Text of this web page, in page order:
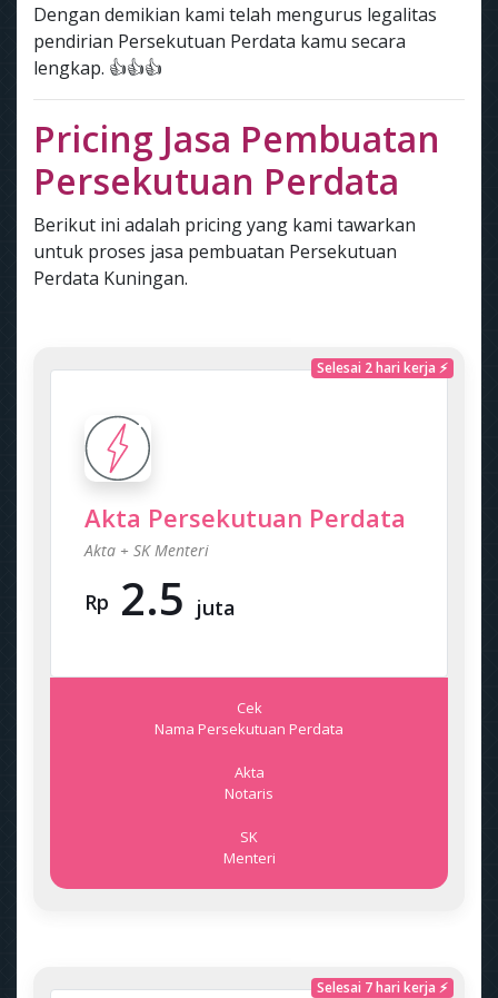
Dengan demikian kami telah mengurus legalitas
pendirian Persekutuan Perdata kamu secara
lengkap. 👍👍👍
Pricing Jasa Pembuatan
Persekutuan Perdata
Berikut ini adalah pricing yang kami tawarkan
untuk proses jasa pembuatan Persekutuan
Perdata Kuningan.
Selesai 2 hari kerja ⚡
Akta Persekutuan Perdata
Akta + SK Menteri
Rp 2.5 juta
Cek
Nama Persekutuan Perdata
Akta
Notaris
SK
Menteri
Selesai 7 hari kerja ⚡